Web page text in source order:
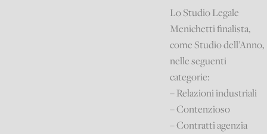
Lo Studio Legale
Menichetti finalista,
come Studio dell’Anno,
nelle seguenti
categorie:
– Relazioni industriali
– Contenzioso
– Contratti agenzia